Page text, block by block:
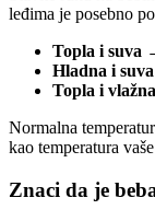
leđima je posebno
Topla i suva
Hladna i suva
Topla i
Normalna
kao temperatura
Znaci da je